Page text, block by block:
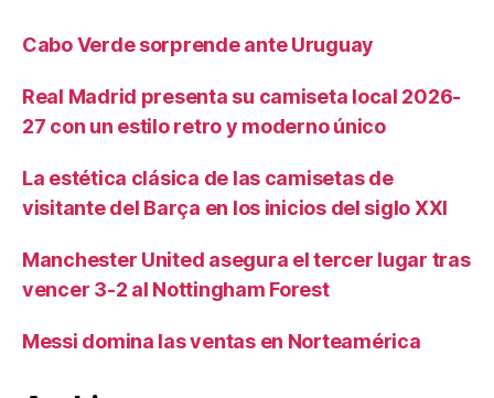
Cabo Verde sorprende ante Uruguay
Real Madrid presenta su camiseta local 2026-
27 con un estilo retro y moderno único
La estética clásica de las camisetas de
visitante del Barça en los inicios del siglo XXI
Manchester United asegura el tercer lugar tras
vencer 3-2 al Nottingham Forest
Messi domina las ventas en Norteamérica